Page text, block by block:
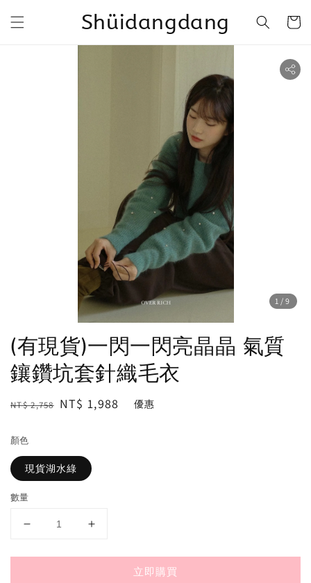
Shüidangdang
1 /9
(有現貨)一閃一閃亮晶晶 氣質
鑲鑽坑套針織毛衣
Regular
NT$ 2,758 Sale
NT$ 1,988 優惠
顏色
現貨湖水綠
數量
立即購買